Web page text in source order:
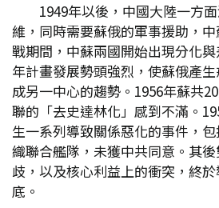
1949年以後，中國大陸一方
維，同時需要蘇俄的軍事援助，
戰期間，中蘇兩國開始出現分化
年計畫發展勢頭強烈，使蘇俄產
成另一中心的趨勢。1956年蘇共
聯的「去史達林化」感到不滿。
生一系列導致關係惡化的事件，
織聯合艦隊，未獲中共同意。其
歧，以及核心利益上的衝突，終
底。